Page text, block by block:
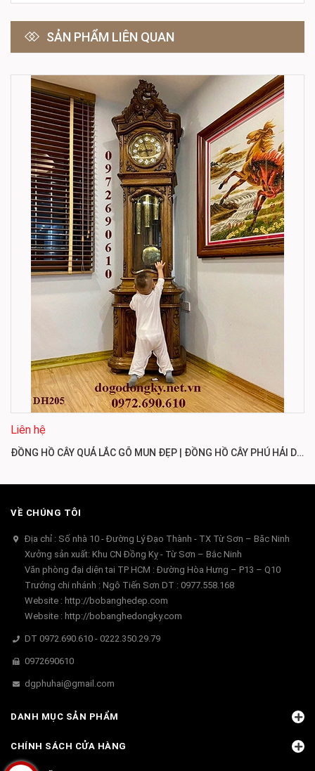
SẢN PHẨM LIÊN QUAN
Liên hệ
ĐỒNG HỒ CÂY QUẢ LẮC GỖ MUN ĐẸP | ĐỒNG HỒ CÂY PHÚ HẢI DH205
VỀ CHÚNG TÔI
Địa chỉ : Số nhà 10 - Đường Lý Đạo Thành - TX Từ Sơn – Băc Ninh
Xưởng sản xuất: Khu CN Đồng Kỵ - Từ Sơn – Bắc Ninh
Văn phòng đại diện tai TP HCM : Đường Hòa Hưng – P13 – Q10
Trướng chi nhánh : Ngô Tiến Sơn DT : 0977.558.168
Website : http://bobanghedep.com
Website : http://bobanghedongky.com
DT 0972.690.610 - 0222.350.29.79
0972690610
dgphuhai@gmail.com
DANH MỤC SẢN PHẨM
CHÍNH SÁCH CỬA HÀNG